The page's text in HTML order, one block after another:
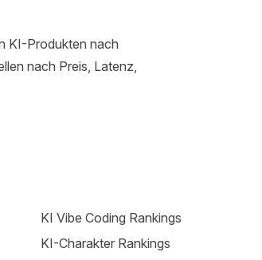
KI-Produkten nach
nach Preis, Latenz,
KI Vibe Coding Rankings
KI-Charakter Rankings